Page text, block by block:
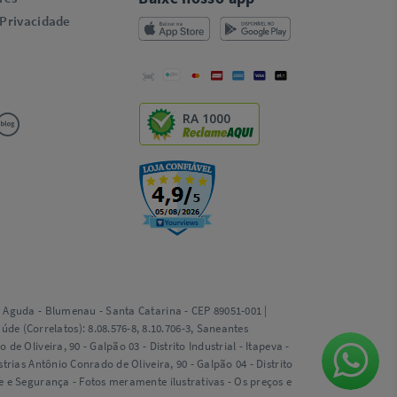
RA 1000
- Blumenau - Santa Catarina - CEP 89051-001 |
(Correlatos): 8.08.576-8, 8.10.706-3, Saneantes
de Oliveira, 90 - Galpão 03 - Distrito Industrial - Itapeva -
Antônio Conrado de Oliveira, 90 - Galpão 04 - Distrito
e Segurança - Fotos meramente ilustrativas - Os preços e